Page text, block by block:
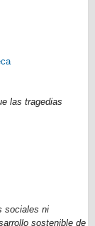
las tragedias
sociales ni
sostenible de